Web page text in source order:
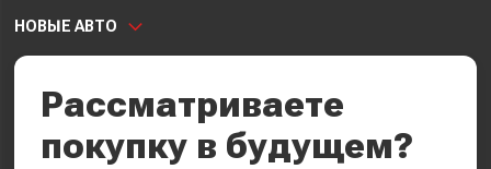
НОВЫЕ АВТО
Рассматриваете
покупку в будущем?